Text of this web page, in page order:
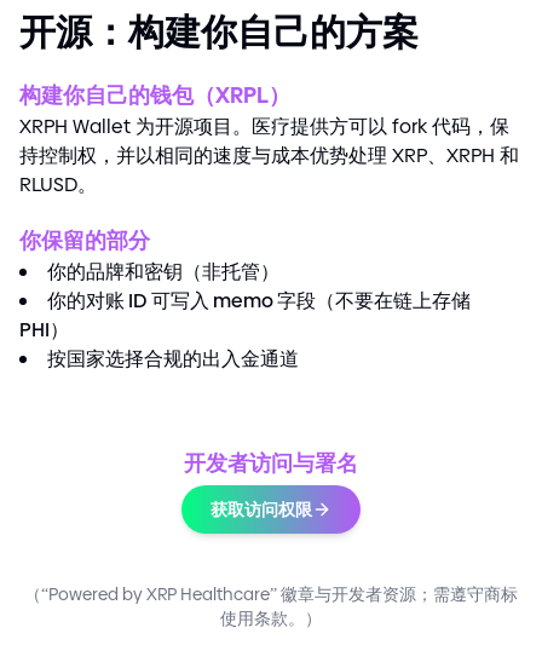
开源：构建你自己的方案
构建你自己的钱包（XRPL）
XRPH Wallet 为开源项目。医疗提供方可以 fork 代码，保
持控制权，并以相同的速度与成本优势处理 XRP、XRPH 和
RLUSD。
你保留的部分
你的品牌和密钥（非托管）
你的对账 ID 可写入 memo 字段（不要在链上存储
PHI）
按国家选择合规的出入金通道
开发者访问与署名
获取访问权限
（“Powered by XRP Healthcare” 徽章与开发者资源；需遵守商标
使用条款。）